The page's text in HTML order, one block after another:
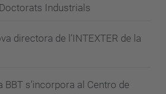
Industrials
directora de l’INTEXTER de la
BBT s’incorpora al Centro de